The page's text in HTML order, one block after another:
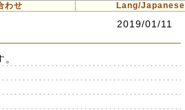
わせ Lang/Japanese
2019/01/11